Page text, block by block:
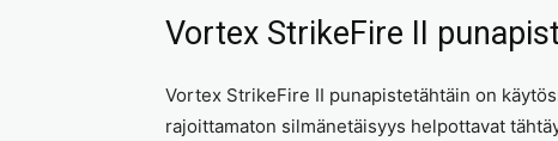
Vortex StrikeFire II
Vortex StrikeFire II punapistetähtäin on
rajoittamaton silmänetäisyys helpottavat